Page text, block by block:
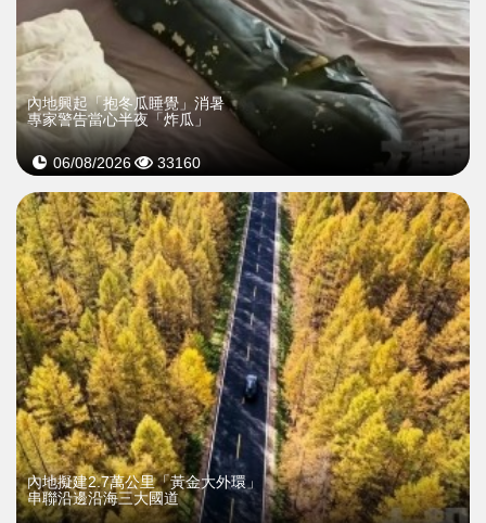
內地興起「抱冬瓜睡覺」消暑
專家警告當心半夜「炸瓜」
06/08/2026 33160
內地擬建2.7萬公里「黃金大外環」
串聯沿邊沿海三大國道